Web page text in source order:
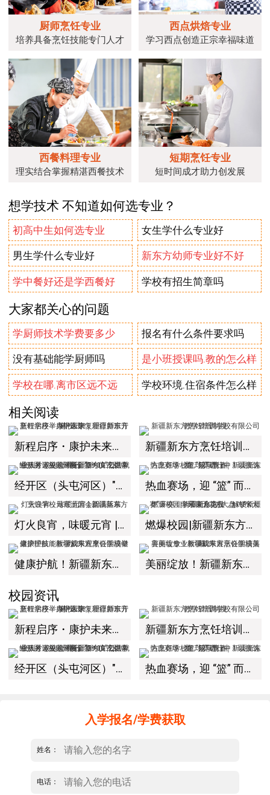
厨师烹饪专业
培养具备烹饪技能专门人才
西点烘焙专业
学习西点创造正宗幸福味道
西餐料理专业
理实结合掌握精湛西餐技术
短期烹饪专业
短时间成才助力创发展
想学技术 不知道如何选专业？
初高中生如何选专业 女生学什么专业好
男生学什么专业好 新东方幼师专业好不好
学中餐好还是学西餐好 学校有招生简章吗
大家都关心的问题
学厨师技术学费要多少 报名有什么条件要求吗
没有基础能学厨师吗 是小班授课吗.教的怎么样
学校在哪.离市区远不远 学校环境.住宿条件怎么样
相关阅读
新程启序・康护未来｜新疆新东方烹饪学校举办中医康复理疗师班开幕仪式！ 新疆新东方烹饪培训学校有限公司教学管理制度
经开区（头屯河区）"3+10"公共就业服务进校园暨新疆新东方烹饪学校人才双选会+校企签约仪式圆满举行 热血赛场，迎 “篮” 而上｜新疆新东方烹饪学校篮球赛进行中！以技筑梦，乐享青春
灯火良宵，味暖元宵 | 新疆新东方烹饪学校元宵游园会圆满落幕 燃爆校园|新疆新东方“大盘鸡PK大赛”开赛！学子同台竞技，解锁新疆风味天花板
健康护航！新疆新东方烹饪学校健康护理技能教学成果观摩会圆满举办！ 美丽绽放！新疆新东方烹饪学校美容美妆专业教学成果展示会圆满落幕！
校园资讯
新程启序・康护未来｜新疆新东方烹饪学校举办中医康复理疗师班开幕仪式！ 新疆新东方烹饪培训学校有限公司教学管理制度
经开区（头屯河区）"3+10"公共就业服务进校园暨新疆新东方烹饪学校人才双选会+校企签约仪式圆满举行 热血赛场，迎 “篮” 而上｜新疆新东方烹饪学校篮球赛进行中！以技筑梦，乐享青春
入学报名/学费获取
姓名：
电话：